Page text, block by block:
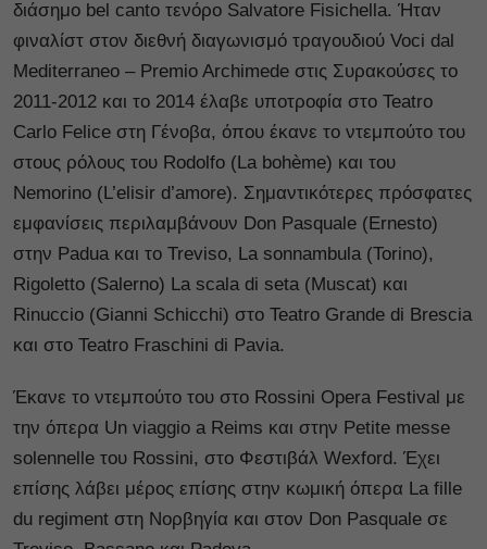
διάσημο bel canto τενόρο Salvatore Fisichella. Ήταν
φιναλίστ στον διεθνή διαγωνισμό τραγουδιού Voci dal
Mediterraneo – Premio Archimede στις Συρακούσες το
2011-2012 και το 2014 έλαβε υποτροφία στο Teatro
Carlo Felice στη Γένοβα, όπου έκανε το ντεμπούτο του
στους ρόλους του Rodolfo (La bohème) και του
Nemorino (L’elisir d’amore). Σημαντικότερες πρόσφατες
εμφανίσεις περιλαμβάνουν Don Pasquale (Ernesto)
στην Padua και το Treviso, La sonnambula (Torino),
Rigoletto (Salerno) La scala di seta (Muscat) και
Rinuccio (Gianni Schicchi) στο Teatro Grande di Brescia
και στο Teatro Fraschini di Pavia.
Έκανε το ντεμπούτο του στο Rossini Opera Festival με
την όπερα Un viaggio a Reims και στην Petite messe
solennelle του Rossini, στο Φεστιβάλ Wexford. Έχει
επίσης λάβει μέρος επίσης στην κωμική όπερα La fille
du regiment στη Νορβηγία και στον Don Pasquale σε